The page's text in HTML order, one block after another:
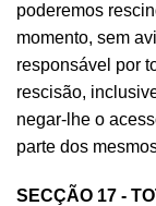
poderemos
momento, sem
responsável por
rescisão,
negar-lhe o
parte dos
SECÇÃO 17 -